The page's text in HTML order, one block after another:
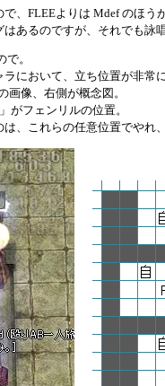
、FLEEよりは Mdef のほう
あるのですが、それでも詠
。
において、立ち位置が非常に
画像、右側が概念図。
がフェンリルの位置。
、これらの任意位置でやれ